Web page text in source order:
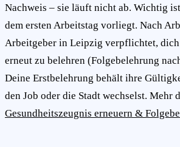
Nachweis – sie läuft nicht ab. Wichtig
dem ersten Arbeitstag vorliegt. Nach
Arbeitgeber in Leipzig verpflichtet, dich
erneut zu belehren (Folgebelehrung
Deine Erstbelehrung behält ihre
den Job oder die Stadt wechselst. Mehr
Gesundheitszeugnis erneuern &